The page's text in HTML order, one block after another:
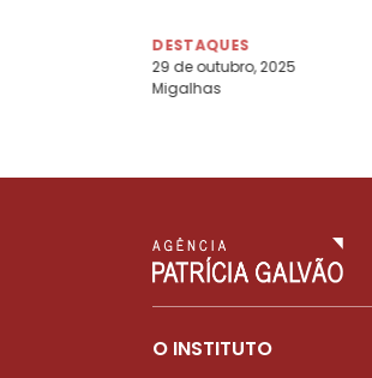
DESTAQUES
29 de outubro, 2025
Migalhas
O INSTITUTO